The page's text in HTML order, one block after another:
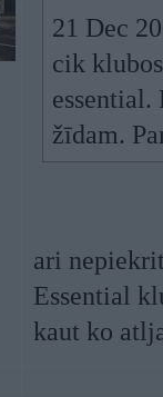
21 Dec
cik
essential.
žīdam.
ari
Essential
kaut ko